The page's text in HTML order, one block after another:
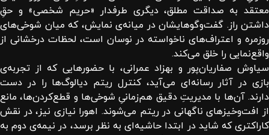
معتقد به صداقت مطلق، دیگری طرفدار «حریم شخصی» و حقِ
داشتن راز. گفت‌وگوهایشان در میانه‌ی نمایش، که میان شوخی‌های
روزمره و اعتراف‌های ناخواسته در نوسان است، لحظات درخشانی از
واقع‌نمایی را خلق می‌کند.
سیاوش صفاریان‌پور و بهزاد عمرانی، با حضورهایی که از تجربه‌ی
بازی در آثار رسانه‌ای می‌آید، کنترل ریتم دیالوگ‌ها را در دست
دارند. آن‌ها با مدیریتِ دقیق هم‌زمانیِ شوخی‌ها و قطع‌کردن‌ها، مانع
از افت‌وخیزهای ناگهانی در ریتم می‌شوند. اهورا نیازی نیز، در نقش
کاراکتری که شاید در ابتدا حاشیه‌ای به نظر برسد، در نیمه‌ی دوم به